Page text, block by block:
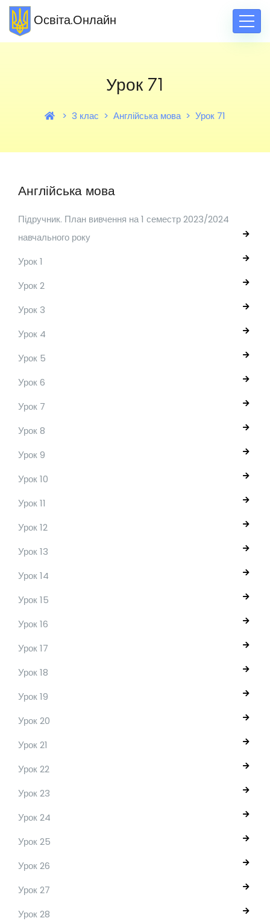
Освіта.Онлайн
Урок 71
3 клас Англійська мова Урок 71
Англійська мова
Підручник. План вивчення на 1 семестр 2023/2024
навчального року
Урок 1
Урок 2
Урок 3
Урок 4
Урок 5
Урок 6
Урок 7
Урок 8
Урок 9
Урок 10
Урок 11
Урок 12
Урок 13
Урок 14
Урок 15
Урок 16
Урок 17
Урок 18
Урок 19
Урок 20
Урок 21
Урок 22
Урок 23
Урок 24
Урок 25
Урок 26
Урок 27
Урок 28